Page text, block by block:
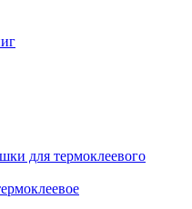
для термоклеевого